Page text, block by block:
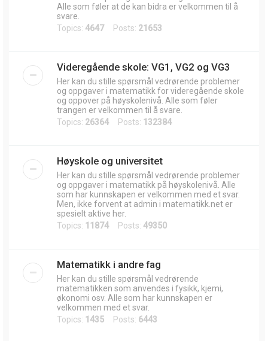
Alle som føler at de kan bidra er velkommen til å
svare.
Topics: 4647Posts: 21653
Videregående skole: VG1, VG2 og VG3
Her kan du stille spørsmål vedrørende problemer
og oppgaver i matematikk for videregående skole
og oppover på høyskolenivå. Alle som føler
trangen er velkommen til å svare.
Topics: 26364 Posts: 132384
Høyskole og universitet
Her kan du stille spørsmål vedrørende problemer
og oppgaver i matematikk på høyskolenivå. Alle
som har kunnskapen er velkommen med et svar.
Men, ikke forvent at admin i matematikk.net er
spesielt aktive her.
Topics: 11874 Posts: 49350
Matematikk i andre fag
Her kan du stille spørsmål vedrørende
matematikken som anvendes i fysikk, kjemi,
økonomi osv. Alle som har kunnskapen er
velkommen med et svar.
Topics: 1435 Posts: 6443